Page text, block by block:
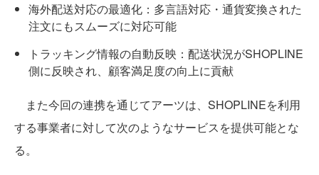
海外配送対応の最適化：多言語対応・通貨変換された
注文にもスムーズに対応可能
トラッキング情報の自動反映：配送状況がSHOPLINE
側に反映され、顧客満足度の向上に貢献
また今回の連携を通じてアーツは、SHOPLINEを利用
する事業者に対して次のようなサービスを提供可能とな
る。